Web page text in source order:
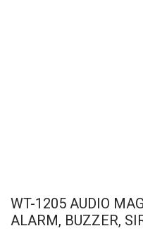
WT-1205 AUDIO
ALARM, BUZZER,